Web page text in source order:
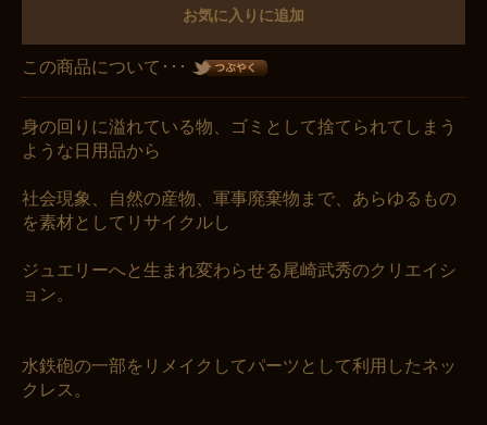
お気に入りに追加
この商品について･･･
身の回りに溢れている物、ゴミとして捨てられてしまう
ような日用品から
社会現象、自然の産物、軍事廃棄物まで、あらゆるもの
を素材としてリサイクルし
ジュエリーへと生まれ変わらせる尾崎武秀のクリエイシ
ョン。
水鉄砲の一部をリメイクしてパーツとして利用したネッ
クレス。